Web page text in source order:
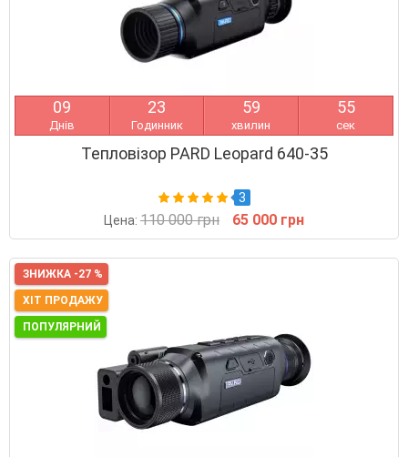
09
Днів
23
Годинник
59
хвилин
54
сек
Тепловізор PARD Leopard 640-35
3
Цена: 110 000 грн 65 000 грн
ЗНИЖКА -27 %
ХІТ ПРОДАЖУ
ПОПУЛЯРНИЙ